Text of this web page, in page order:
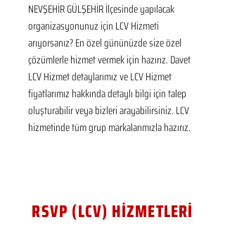
NEVŞEHİR GÜLŞEHİR İlçesinde yapılacak
organizasyonunuz için LCV Hizmeti
arıyorsanız? En özel gününüzde size özel
çözümlerle hizmet vermek için hazırız. Davet
LCV Hizmet detaylarımız ve LCV Hizmet
fiyatlarımız hakkında detaylı bilgi için talep
oluşturabilir veya bizleri arayabilirsiniz. LCV
hizmetinde tüm grup markalarımızla hazırız.
RSVP (LCV) HİZMETLERİ